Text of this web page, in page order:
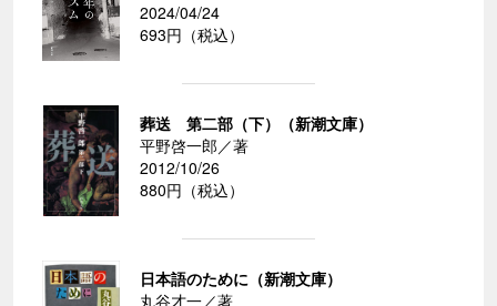
2024/04/24
693円（税込）
葬送 第二部（下）（新潮文庫）
平野啓一郎／著
2012/10/26
880円（税込）
日本語のために（新潮文庫）
丸谷才一／著